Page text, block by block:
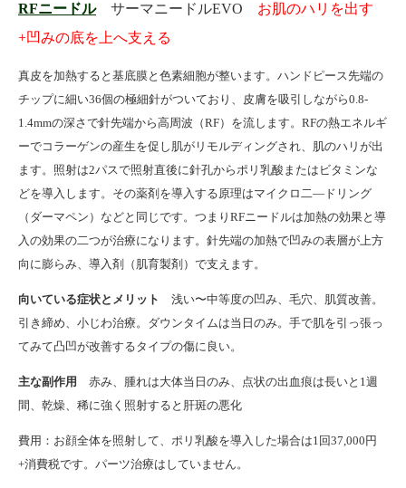
RFニードル サーマニードルEVO お肌のハリを出す
+凹みの底を上へ支える
真皮を加熱すると基底膜と色素細胞が整います。 ハンドピース先端の
チップに細い36個の極細針がついており、皮膚を吸引しながら0.8-
1.4mmの深さで針先端から高周波（RF）を流します。 RFの熱エネルギ
ーでコラーゲンの産生を促し肌がリモルディングされ、肌のハリが出
ます。照射は2パスで照射直後に針孔からポリ乳酸またはビタミンな
どを導入します。その薬剤を導入する原理はマイクロ二―ドリング
（ダーマペン）などと同じです。つまりRFニードルは加熱の効果と導
入の効果の二つが治療になります。針先端の加熱で凹みの表層が上方
向に膨らみ、導入剤（肌育製剤）で支えます。
向いている症状とメリット 浅い〜中等度の凹み、毛穴、肌質改善。
引き締め、小じわ治療。ダウンタイムは当日のみ。手で肌を引っ張っ
てみて凸凹が改善するタイプの傷に良い。
主な副作用 赤み、腫れは大体当日のみ、点状の出血痕は長いと 1週
間、乾燥、稀に強く照射すると肝斑の悪化
費用：お顔全体を照射して、ポリ乳酸を導入した場合は1回37,000円
+消費税です。パーツ治療はしていません。